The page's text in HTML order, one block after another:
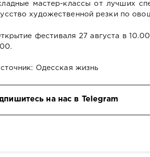
мастер-классы от лучших
художественной резки по
фестиваля 27 августа в
Одесская жизнь
на нас в Telegram